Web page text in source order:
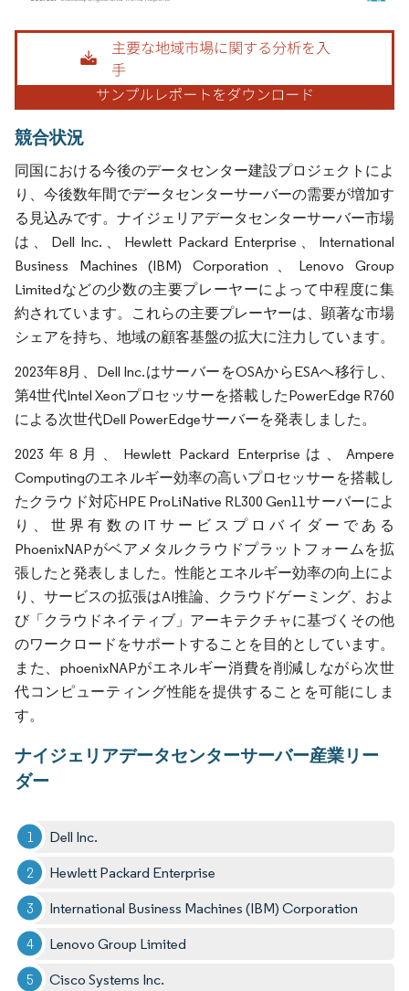
画像 © Mordor Intelligence。再利用にはCC BY 4.0の表示が必要です。
競合状況
同国における今後のデータセンター建設プロジェクトによ
り、今後数年間でデータセンターサーバーの需要が増加す
る見込みです。ナイジェリアデータセンターサーバー市場
は、Dell Inc.、Hewlett Packard Enterprise、International
Business Machines (IBM) Corporation、Lenovo Group
Limitedなどの少数の主要プレーヤーによって中程度に集
約されています。これらの主要プレーヤーは、顕著な市場
シェアを持ち、地域の顧客基盤の拡大に注力しています。
2023年8月、Dell Inc.はサーバーをOSAからESAへ移行し、
第4世代Intel Xeonプロセッサーを搭載したPowerEdge R760
による次世代Dell PowerEdgeサーバーを発表しました。
2023年8月、Hewlett Packard Enterpriseは、Ampere
Computingのエネルギー効率の高いプロセッサーを搭載し
たクラウド対応HPE ProLiNative RL300 Gen11サーバーによ
り、世界有数のITサービスプロバイダーである
PhoenixNAPがベアメタルクラウドプラットフォームを拡
張したと発表しました。性能とエネルギー効率の向上によ
り、サービスの拡張はAI推論、クラウドゲーミング、およ
び「クラウドネイティブ」アーキテクチャに基づくその他
のワークロードをサポートすることを目的としています。
また、phoenixNAPがエネルギー消費を削減しながら次世
代コンピューティング性能を提供することを可能にしま
す。
ナイジェリアデータセンターサーバー産業リー
ダー
Dell Inc.
Hewlett Packard Enterprise
International Business Machines (IBM) Corporation
Lenovo Group Limited
Cisco Systems Inc.